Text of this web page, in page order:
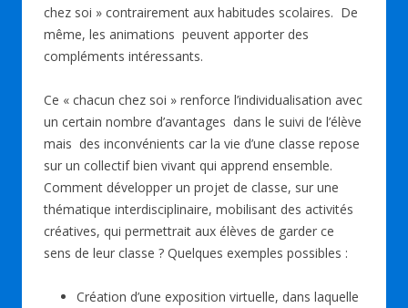
chez soi » contrairement aux habitudes scolaires. De
même, les animations peuvent apporter des
compléments intéressants.
Ce « chacun chez soi » renforce l’individualisation avec
un certain nombre d’avantages dans le suivi de l’élève
mais des inconvénients car la vie d’une classe repose
sur un collectif bien vivant qui apprend ensemble.
Comment développer un projet de classe, sur une
thématique interdisciplinaire, mobilisant des activités
créatives, qui permettrait aux élèves de garder ce
sens de leur classe ? Quelques exemples possibles :
Création d’une exposition virtuelle, dans laquelle